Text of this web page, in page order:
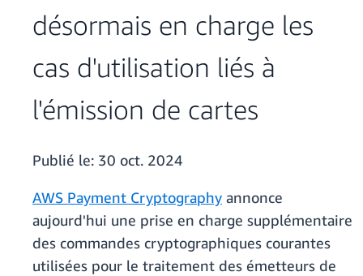
désormais en charge les
cas d'utilisation liés à
l'émission de cartes
Publié le: 30 oct. 2024
AWS Payment Cryptography annonce
aujourd'hui une prise en charge supplémentaire
des commandes cryptographiques courantes
utilisées pour le traitement des émetteurs de